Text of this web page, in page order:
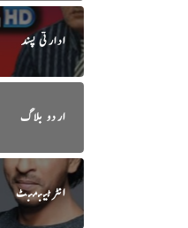
ادارتی پسند
اردو بلاگ
انٹرٹینمنٹ